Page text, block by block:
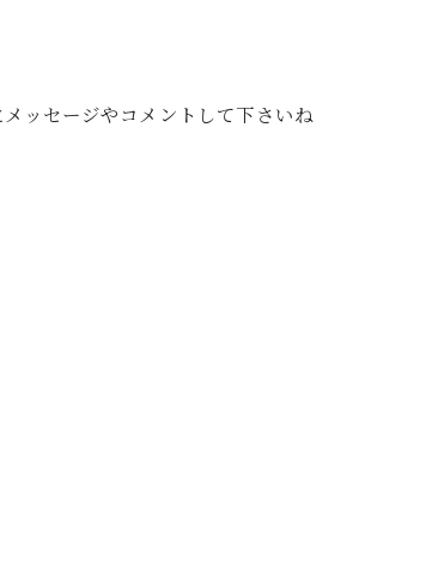
ッセージやコメントして下さいね